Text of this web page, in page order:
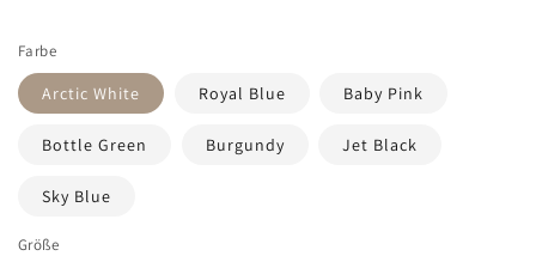
Farbe
Arctic White Royal Blue Baby Pink
Bottle Green Burgundy Jet Black
Sky Blue
Größe